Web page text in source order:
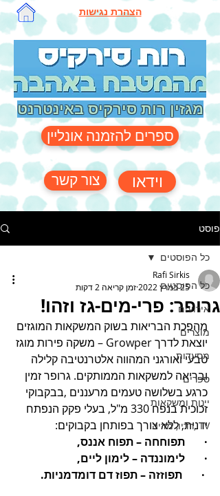
הצהרת נגישות
מגזין רות סירקיס באינטרנט
ספרים להזמנה אונליין
צור קשר וידאו
פוסט
כל הפוסטים
אירועים
מוצרים
מסעדות
ספרים
יינות ומשקאות
TV ,רדיו, מדיה
כל הפוסטים
גרופר: פרי-מים-גז וזהו!
Rafi Sirkis
25 במרץ 2022
זמן קריאה 2 דקות
מהפכת הבריאות בשוק המשקאות המוגזים
יוצאת לדרך Growper – משקה פירות מוגז
טבעי ואורגני המהווה אלטרנטיבה קלילה
ובריאה למשקאות הממותקים. גרופר זמין
כרגע בשלושה טעמים מרעננים ,בבקבוקי
זכוכית בנפח 330 מ"ל, בעלי פקק הנפתח
ידנית, ללא צורך בפותחן בקבוקים:
·       תפוחחה – תפוח אננס,
·       לימוננדה – לימון ליים,